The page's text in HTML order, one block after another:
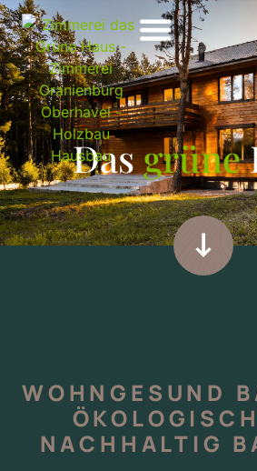
Dasgrüne
WOHNGESUND
NACHHALTIG